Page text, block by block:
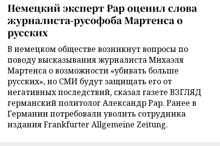
Немецкий эксперт Рар оценил слова
журналиста-русофоба Мартенса о
русских
В немецком обществе возникнут вопросы по
поводу высказывания журналиста Михаэля
Мартенса о возможности «убивать больше
русских», но СМИ будут защищать его от
негативных последствий, сказал газете ВЗГЛЯД
германский политолог Александр Рар. Ранее в
Германии потребовали уволить сотрудника
издания Frankfurter Allgemeine Zeitung.